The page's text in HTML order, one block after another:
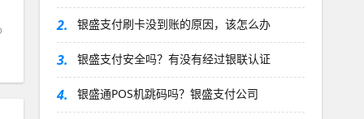
2. 银盛支付刷卡没到账的原因，该怎么办
3. 银盛支付安全吗？有没有经过银联认证
4. 银盛通POS机跳码吗？银盛支付公司